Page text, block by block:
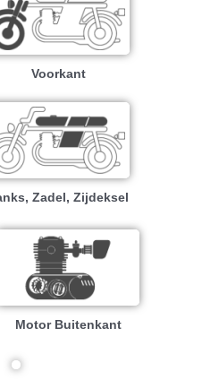
Voorkant
Zadel, Zijdeksel
Motor Buitenkant